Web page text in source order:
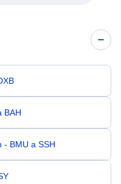
BAH
- BMU a SSH